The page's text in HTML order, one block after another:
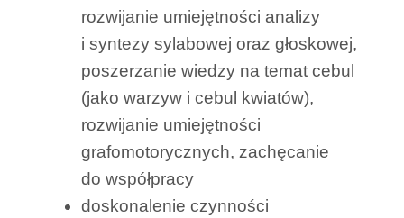
rozwijanie umiejętności analizy
i syntezy sylabowej oraz głoskowej,
poszerzanie wiedzy na temat cebul
(jako warzyw i cebul kwiatów),
rozwijanie umiejętności
grafomotorycznych, zachęcanie
do współpracy
doskonalenie czynności